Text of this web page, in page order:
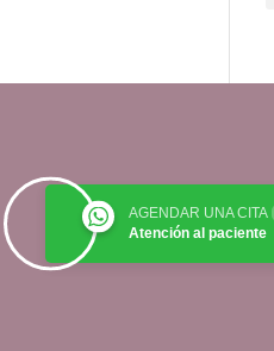
AGENDAR UNA CITA
Atención al paciente